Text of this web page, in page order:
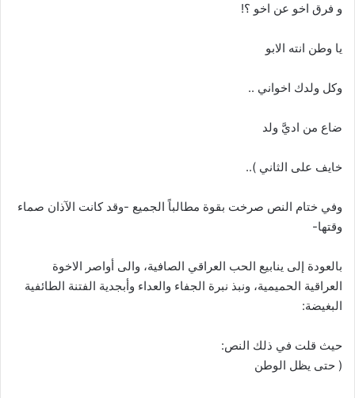
و فرق اخو عن اخو ؟!
يا وطن انته الابو
وكل ولدك اخواني ..
ضاع من اديَّ ولد
خايف على الثاني )..
وفي ختام النص صرخت بقوة مطالباً الجميع -وقد كانت الآذان صماء
وقتها-
بالعودة إلى ينابيع الحب العراقي الصافية، والى أواصر الاخوة
العراقية الحميمية، ونبذ نبرة الجفاء والعداء وأبجدية الفتنة الطائفية
البغيضة:
حيث قلت في ذلك النص:
( حتى يظل الوطن